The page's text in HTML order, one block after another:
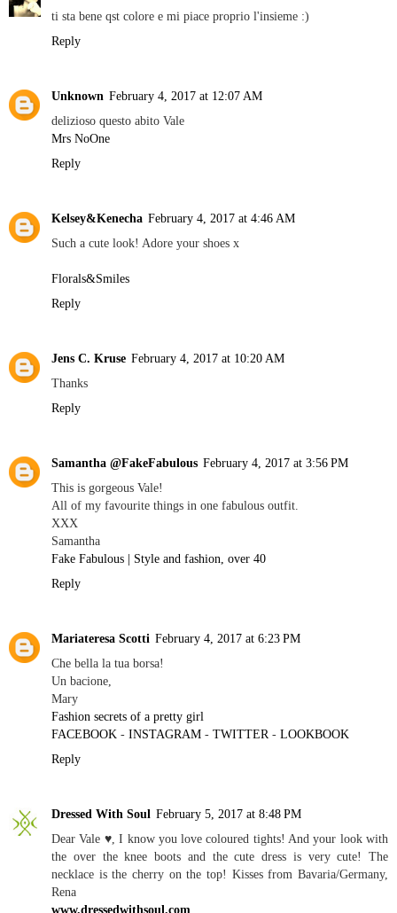
ti sta bene qst colore e mi piace proprio l'insieme :)
Reply
Unknown February 4, 2017 at 12:07 AM
delizioso questo abito Vale
Mrs NoOne
Reply
Kelsey&Kenecha February 4, 2017 at 4:46 AM
Such a cute look! Adore your shoes x
Florals&Smiles
Reply
Jens C. Kruse February 4, 2017 at 10:20 AM
Thanks
Reply
Samantha @FakeFabulous February 4, 2017 at 3:56 PM
This is gorgeous Vale!
All of my favourite things in one fabulous outfit.
XXX
Samantha
Fake Fabulous | Style and fashion, over 40
Reply
Mariateresa Scotti February 4, 2017 at 6:23 PM
Che bella la tua borsa!
Un bacione,
Mary
Fashion secrets of a pretty girl
FACEBOOK - INSTAGRAM - TWITTER - LOOKBOOK
Reply
Dressed With Soul February 5, 2017 at 8:48 PM
Dear Vale ♥, I know you love coloured tights! And your look with
the over the knee boots and the cute dress is very cute! The
necklace is the cherry on the top! Kisses from Bavaria/Germany,
Rena
www.dressedwithsoul.com